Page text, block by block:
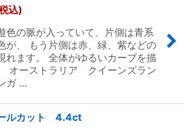
込)
色の脈が入っていて、片側は青系
が、 もう片側は赤、緑、紫などの
れます。 全体がゆるいカーブを描
オーストラリア クイーンズラン
ガ …
ルカット 4.4ct